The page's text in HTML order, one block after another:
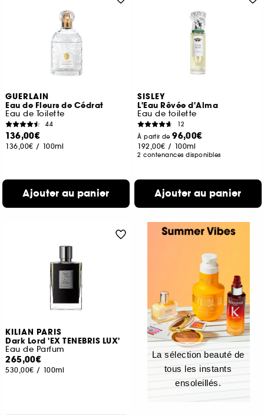
GUERLAIN
Eau de Fleurs de Cédrat
Eau de Toilette
44
136,00€
136,00€ / 100ml
Ajouter au panier
SISLEY
L'Eau Rêvée d'Alma
Eau de toilette
12
À partir de96,00€
192,00€ / 100ml
2 contenances disponibles
Ajouter au panier
KILIAN PARIS
Dark Lord 'EX TENEBRIS LUX'
Eau de Parfum
265,00€
530,00€ / 100ml
La sélection beauté de
tous les instants
ensoleillés.